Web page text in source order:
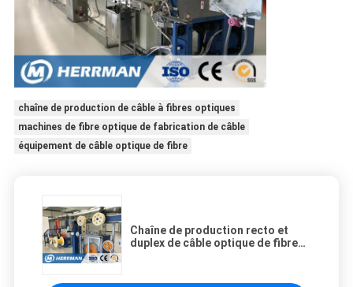
chaîne de production de câble à fibres optiques
machines de fibre optique de fabrication de câble
équipement de câble optique de fibre
Chaîne de production recto et
duplex de câble optique de fibre